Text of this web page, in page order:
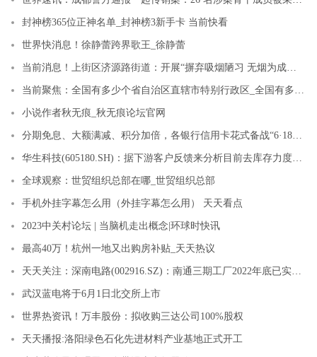
封神榜365位正神名单_封神榜3新手卡 当前快看
世界快消息！徐静蕾跨界歌王_徐静蕾
当前消息！上街区济源路街道：开展“摒弃吸烟陋习 无烟为成长护航”宣传活动
当前聚焦：全国有多少个省自治区直辖市特别行政区_全国有多少个省自治区直辖市
小说作者秋无痕_秋无痕论坛官网
分期免息、大额满减、积分加倍，各银行信用卡花式备战“6·18”营销旺季
华生科技(605180.SH)：据下游客户反馈来分析目前去库存力度较好-即时看
全球观察：世贸组织总部在哪_世贸组织总部
手机外挂字幕怎么用（外挂字幕怎么用） 天天看点
2023中关村论坛 | 当脑机走出概念|环球时快讯
最高40万！杭州一地又出购房补贴_天天热议
天天关注：深南电路(002916.SZ)：南通三期工厂2022年底已实现单月盈利 目前产能爬坡进展顺利
武汉蓝电将于6月1日北交所上市
世界热资讯！万丰股份：拟收购三达公司100%股权
天天播报:洛阳绿色石化先进材料产业基地正式开工